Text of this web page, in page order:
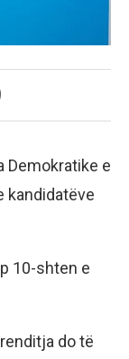
Demokratike e
kandidatëve
10-shten e
do të